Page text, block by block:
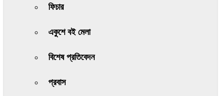
ফিচার
একুশে বই মেলা
বিশেষ প্রতিবেদন
প্রবাস